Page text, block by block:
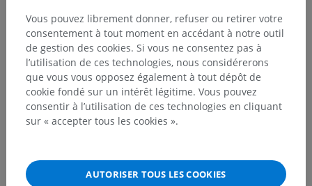
TÉLÉCHARGEZ L'APPLI
Vous pouvez librement donner, refuser ou retirer votre
consentement à tout moment en accédant à notre outil
de gestion des cookies. Si vous ne consentez pas à
l’utilisation de ces technologies, nous considérerons
que vous vous opposez également à tout dépôt de
cookie fondé sur un intérêt légitime. Vous pouvez
consentir à l’utilisation de ces technologies en cliquant
sur « accepter tous les cookies ».
AUTORISER TOUS LES COOKIES